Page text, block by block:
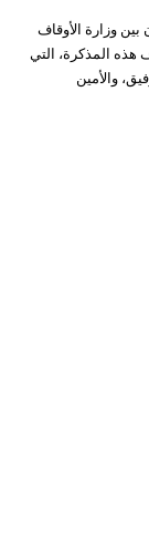
وزارة الأوقاف
هذه المذكرة، التي
والأمين